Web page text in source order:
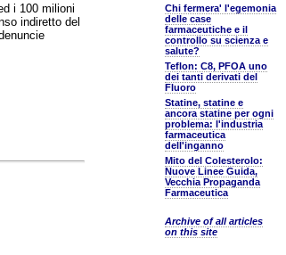
i 100 milioni
indiretto del
Chi fermera' l'egemonia
delle case
farmaceutiche e il
controllo su scienza e
salute?
Teflon: C8, PFOA uno
dei tanti derivati del
Fluoro
Statine, statine e
ancora statine per ogni
problema: l'industria
farmaceutica
dell'inganno
Mito del Colesterolo:
Nuove Linee Guida,
Vecchia Propaganda
Farmaceutica
Archive of all articles
on this site